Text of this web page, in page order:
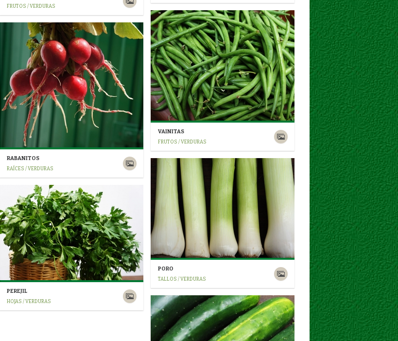
FRUTOS / VERDURAS
VAINITAS
FRUTOS / VERDURAS
RABANITOS
RAÍCES / VERDURAS
PORO
TALLOS / VERDURAS
PEREJIL
HOJAS / VERDURAS